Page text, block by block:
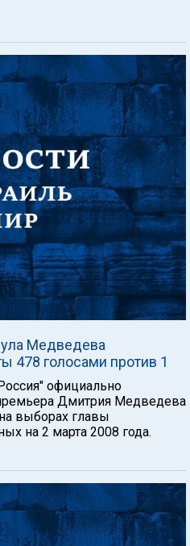
Медведева
478 голосами против 1
официально
Дмитрия Медведева
выборах главы
на 2 марта 2008 года.